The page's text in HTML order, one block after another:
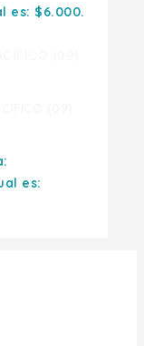
es: $6.000.
es: